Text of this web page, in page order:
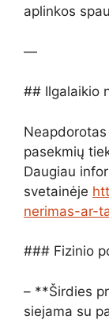
aplinkos
—
## Ilgalaikio
pasekmių
Daugiau
svetainėje
nerimas-ar-
### Fizinio
– **Širdies
siejama su